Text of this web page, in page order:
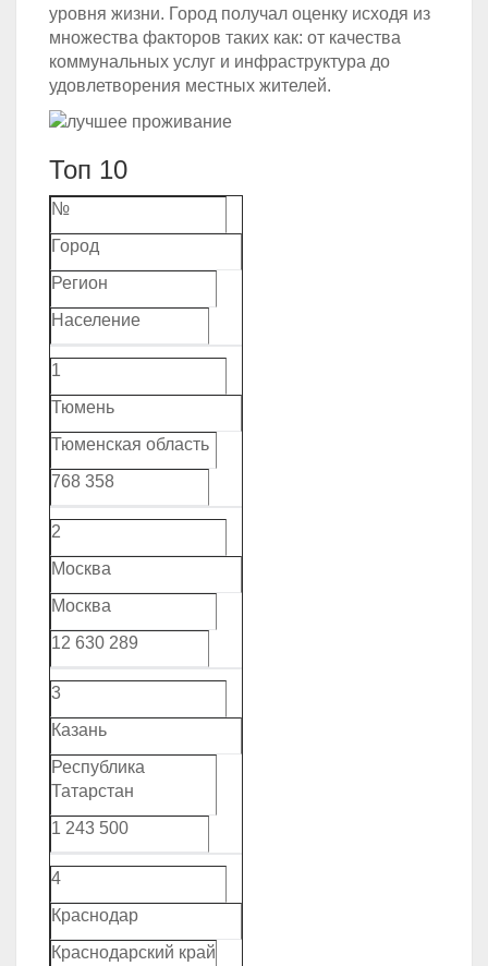
уровня жизни. Город получал оценку исходя из
множества факторов таких как: от качества
коммунальных услуг и инфраструктура до
удовлетворения местных жителей.
Топ 10
№
Город
Регион
Население
1
Тюмень
Тюменская область
768 358
2
Москва
Москва
12 630 289
3
Казань
Республика
Татарстан
1 243 500
4
Краснодар
Краснодарский край